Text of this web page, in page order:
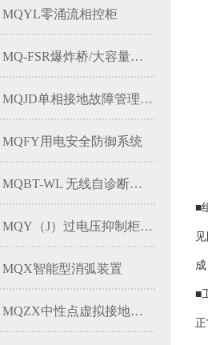
MQYL零涌流相控柜
MQ-FSR爆炸桥/大容量高速开关装置
MQJD单相接地故障管理系统
MQFY用电安全防御系统
MQBT-WL 无线自诊断过电压保护系统
MQY（J）过电压抑制柜(聚优柜)
MQX智能型消弧装置
MQZX中性点虚拟接地装置
■
■